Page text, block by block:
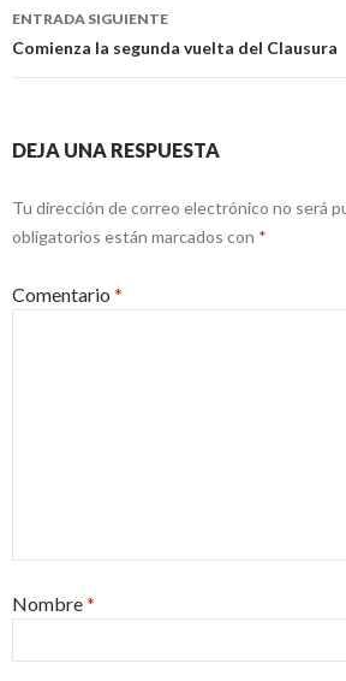
ENTRADA SIGUIENTE
Comienza la segunda vuelta del Clausura
DEJA UNA RESPUESTA
Tu dirección de correo electrónico no será
obligatorios están marcados con *
Comentario *
Nombre*